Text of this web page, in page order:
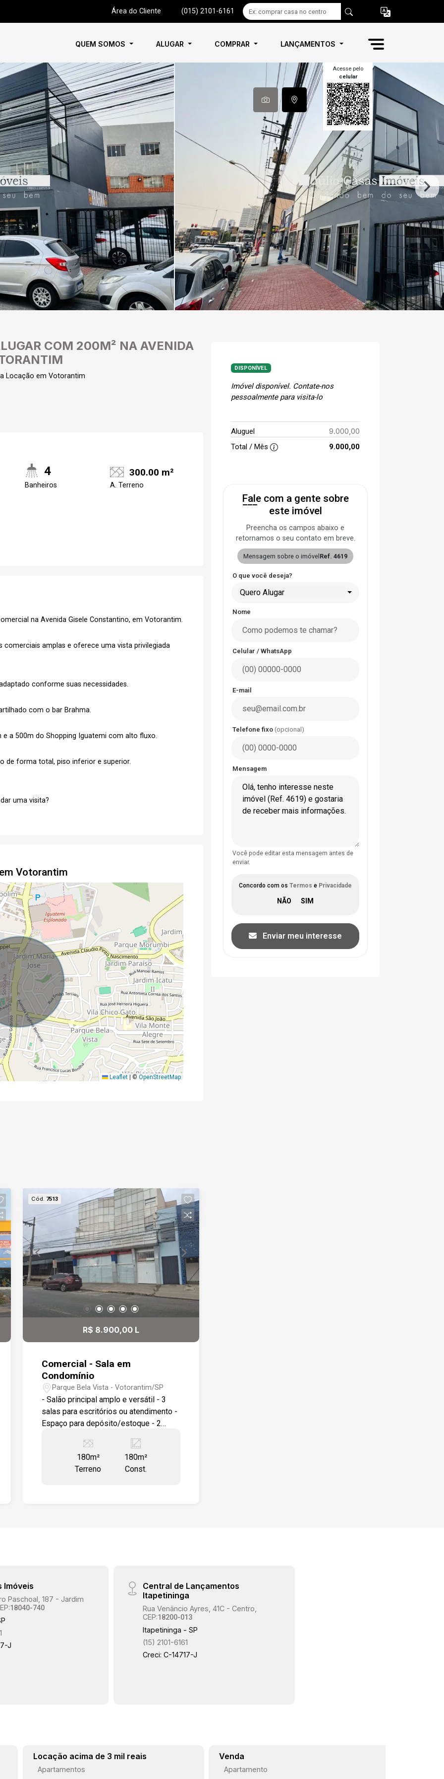
Área do Cliente (015) 2101-6161
QUEM SOMOS ALUGAR COMPRAR LANÇAMENTOS
Acesse pelo
celular
COM 200M² NA AVENIDA
Locação em Votorantim
4
Banheiros
300.00 m²
A. Terreno
na Avenida Gisele Constantino, em Votorantim.
comerciais amplas e oferece uma vista privilegiada
conforme suas necessidades.
com o bar Brahma.
a 500m do Shopping Iguatemi com alto fluxo.
de forma total, piso inferior e superior.
uma visita?
Votorantim
Leaflet |© OpenStreetMap
DISPONÍVEL
Imóvel disponível. Contate-nos
pessoalmente para visita-lo
Aluguel 9.000,00
Total / Mês 9.000,00
Fale com a gente sobre
este imóvel
Preencha os campos abaixo e
retornamos o seu contato em breve.
Mensagem sobre o imóvel Ref. 4619
O que você deseja?
Quero Alugar
Nome
Celular / WhatsApp
E-mail
Telefone fixo (opcional)
Mensagem
Você pode editar esta mensagem antes de
enviar.
Concordo com os Termos e Privacidade
Enviar meu interesse
Cód. 7513
R$ 8.900,00 L
Comercial - Sala em
Condomínio
Parque Bela Vista - Votorantim/SP
- Salão principal amplo e versátil - 3
salas para escritórios ou atendimento -
Espaço para depósito/estoque - 2
lojas, distribuidoras e prestadores de
Supermercado Tauste Campolim
Drogasil Escola pública Ponto de
ônibus Padarias Academias Diversos
visita e conheça uma excelente
180m²
Terreno
180m²
Const.
Imóveis
Paschoal, 187 - Jardim
18040-740
J
Central de Lançamentos
Itapetininga
Rua Venâncio Ayres, 41C - Centro,
CEP:18200-013
Itapetininga - SP
(15) 2101-6161
Creci: C-14717-J
Locação acima de 3 mil reais
Apartamentos
Venda
Apartamento